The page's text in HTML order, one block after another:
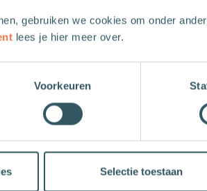
gebruiken we cookies om onder
lees je hier meer over.
Voorkeuren
Selectie toestaan